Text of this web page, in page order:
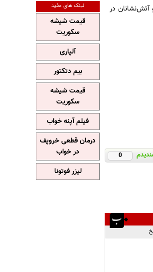
آتش‌نشانان در
0
لینک های مفید
قیمت شیشه
سکوریت
آلپاری
بیم دتکتور
قیمت شیشه
سکوریت
فیلم آپنه خواب
درمان قطعی خروپف
در خواب
لیزر فوتونا